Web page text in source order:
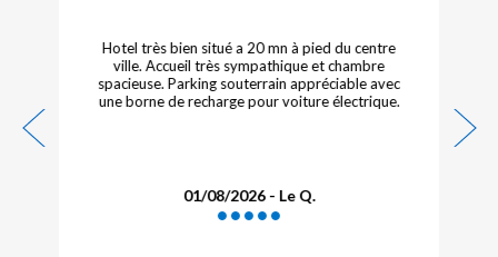
Hotel très bien situé a 20 mn à pied du centre
ville. Accueil très sympathique et chambre
spacieuse. Parking souterrain appréciable avec
une borne de recharge pour voiture électrique.
01/08/2026 - Le Q.